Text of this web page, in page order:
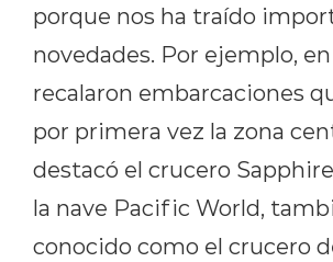
porque nos ha traído
novedades. Por ejemplo,
recalaron embarcaciones
por primera vez la zona
destacó el crucero
la nave Pacific World,
conocido como el crucero